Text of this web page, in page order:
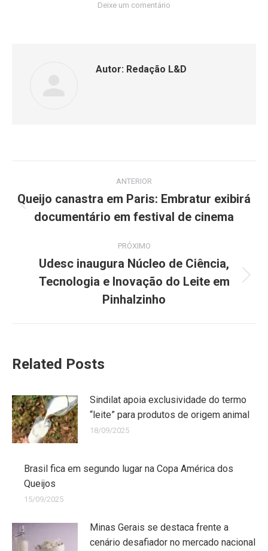
Deixe um comentário
Autor: Redação L&D
ANTERIOR
Queijo canastra em Paris: Embratur exibirá
documentário em festival de cinema
PRÓXIMO
Udesc inaugura Núcleo de Ciência,
Tecnologia e Inovação do Leite em
Pinhalzinho
Related Posts
Sindilat apoia exclusividade do termo
“leite” para produtos de origem animal
18/09/2025
Brasil fica em segundo lugar na Copa América dos
Queijos
15/09/2025
Minas Gerais se destaca frente a
cenário desafiador no mercado nacional